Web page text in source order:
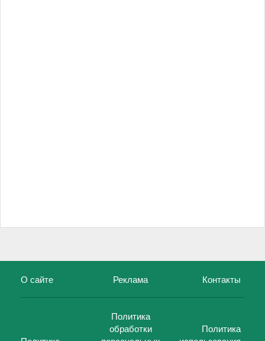
О сайте Реклама Контакты
Политика
обработки
Политика